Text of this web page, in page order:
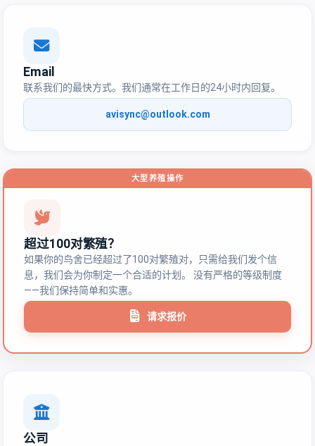
Email
联系我们的最快方式。我们通常在工作日的24小时内回复。
avisync@outlook.com
大型养殖操作
超过100对繁殖？
如果你的鸟舍已经超过了100对繁殖对，只需给我们发个信
息，我们会为你制定一个合适的计划。 没有严格的等级制度
——我们保持简单和实惠。
请求报价
公司